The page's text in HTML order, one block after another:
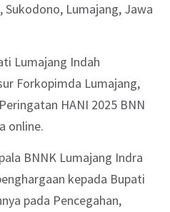
Sukodono, Lumajang, Jawa
Lumajang Indah
Forkopimda Lumajang,
HANI 2025 BNN
online.
BNNK Lumajang Indra
kepada Bupati
pada Pencegahan,